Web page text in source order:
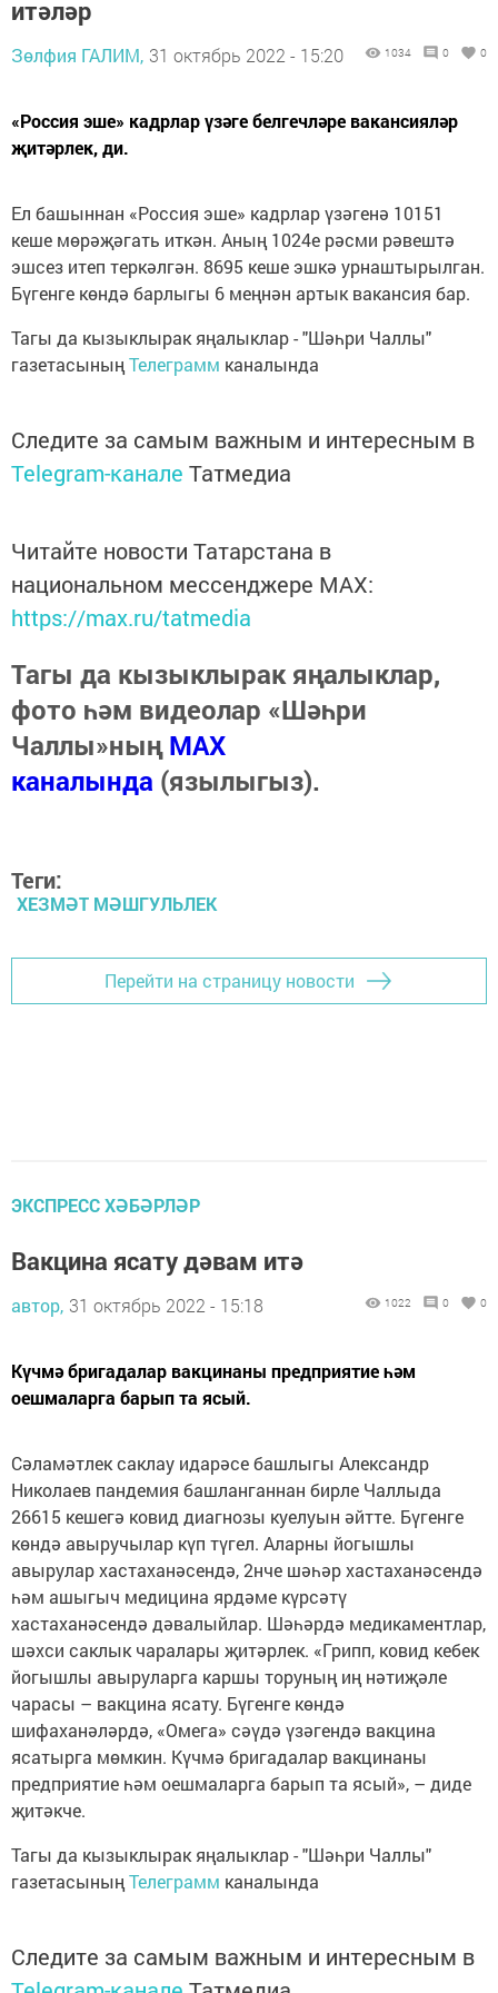
итәләр
Зөлфия ГАЛИМ, 31 октябрь 2022 - 15:20 1034 0 0
«Россия эше» кадрлар үзәге белгечләре вакансияләр
җитәрлек, ди.
Ел башыннан «Россия эше» кадрлар үзәгенә 10151
кеше мөрәҗәгать иткән. Аның 1024е рәсми рәвештә
эшсез итеп теркәлгән. 8695 кеше эшкә урнаштырылган.
Бүгенге көндә барлыгы 6 меңнән артык вакансия бар.
Тагы да кызыклырак яңалыклар - "Шәһри Чаллы"
газетасының Телеграмм каналында
Следите за самым важным и интересным в
Telegram-канале Татмедиа
Читайте новости Татарстана в
национальном мессенджере MАХ:
https://max.ru/tatmedia
Тагы да кызыклырак яңалыклар,
фото һәм видеолар «Шәһри
Чаллы»ныңMAX
каналында (язылыгыз).
Теги:
ХЕЗМӘТ МӘШГУЛЬЛЕК
Перейти на страницу новости
ЭКСПРЕСС ХӘБӘРЛӘР
Вакцина ясату дәвам итә
автор, 31 октябрь 2022 - 15:18 1022 0 0
Күчмә бригадалар вакцинаны предприятие һәм
оешмаларга барып та ясый.
Сәламәтлек саклау идарәсе башлыгы Александр
Николаев пандемия башланганнан бирле Чаллыда
26615 кешегә ковид диагнозы куелуын әйтте. Бүгенге
көндә авыручылар күп түгел. Аларны йогышлы
авырулар хастаханәсендә, 2нче шәһәр хастаханәсендә
һәм ашыгыч медицина ярдәме күрсәтү
хастаханәсендә дәвалыйлар. Шәһәрдә медикаментлар,
шәхси саклык чаралары җитәрлек. «Грипп, ковид кебек
йогышлы авыруларга каршы торуның иң нәтиҗәле
чарасы – вакцина ясату. Бүгенге көндә
шифаханәләрдә, «Омега» сәүдә үзәгендә вакцина
ясатырга мөмкин. Күчмә бригадалар вакцинаны
предприятие һәм оешмаларга барып та ясый», – диде
җитәкче.
Тагы да кызыклырак яңалыклар - "Шәһри Чаллы"
газетасының Телеграмм каналында
Следите за самым важным и интересным в